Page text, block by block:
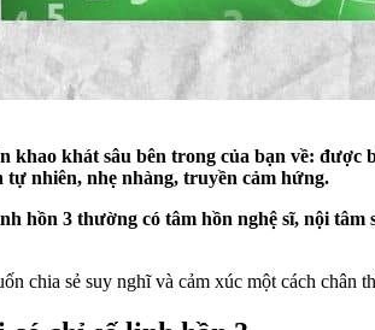
khao khát sâu bên trong của bạn về:
tự nhiên, nhẹ nhàng, truyền cảm hứng.
hồn 3 thường có tâm hồn nghệ sĩ, nội
chia sẻ suy nghĩ và cảm xúc một cách chân